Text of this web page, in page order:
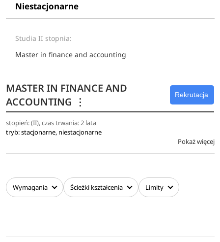
MASTER IN FINANCE AND
ACCOUNTING
⋮
Rekrutacja
stopień: (II), czas trwania: 2 lata
tryb: stacjonarne, niestacjonarne
Pokaż więcej
Wymagania Ścieżki kształcenia Limity
Niestacjonarne
Studia II stopnia:
Master in finance and accounting